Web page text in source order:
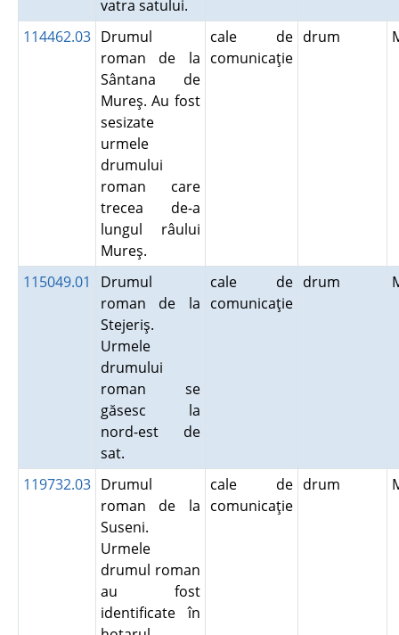
vatra satului.
114462.03 Drumul
roman de la
Sântana de
Mureş. Au fost
sesizate
urmele
drumului
roman care
trecea de-a
lungul râului
Mureş.
cale de
comunicaţie
drum
115049.01
Drumul
roman de la
Stejeriş.
Urmele
drumului
roman se
găsesc la
nord-est de
sat.
cale de
comunicaţie
drum
119732.03 Drumul
roman de la
Suseni.
Urmele
drumul roman
au fost
identificate în
cale de
comunicaţie
drum